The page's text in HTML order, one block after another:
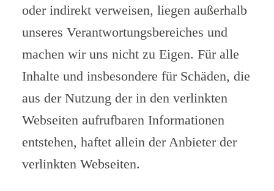
oder indirekt verweisen, liegen außerhalb
unseres Verantwortungsbereiches und
machen wir uns nicht zu Eigen. Für alle
Inhalte und insbesondere für Schäden, die
aus der Nutzung der in den verlinkten
Webseiten aufrufbaren Informationen
entstehen, haftet allein der Anbieter der
verlinkten Webseiten.